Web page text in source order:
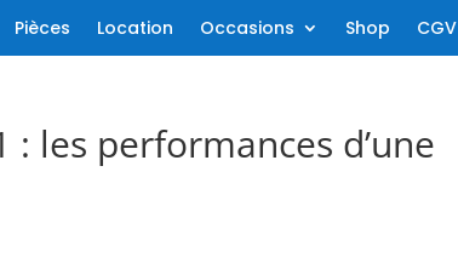
Pièces Location Occasions Shop CGV
: les performances d’une